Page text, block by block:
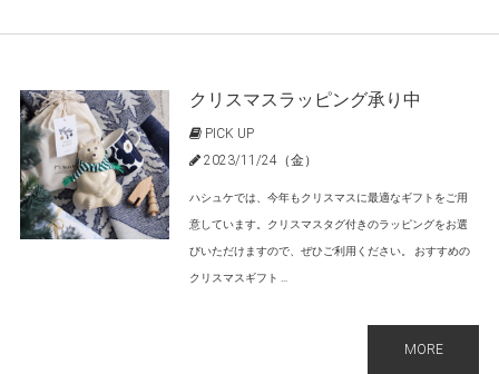
クリスマスラッピング承り中
PICK UP
2023/11/24（金）
ハシュケでは、今年もクリスマスに最適なギフトをご用
意しています。クリスマスタグ付きのラッピングをお選
びいただけますので、ぜひご利用ください。 おすすめの
クリスマスギフト ...
MORE